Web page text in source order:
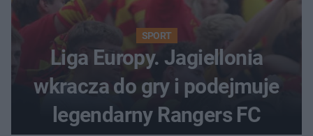
SPORT
Liga Europy. Jagiellonia
wkracza do gry i podejmuje
legendarny Rangers FC